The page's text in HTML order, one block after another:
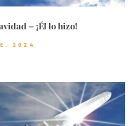
– ¡Él lo hizo!
2024